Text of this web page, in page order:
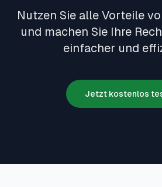
Nutzen Sie alle Vorteile
und machen Sie Ihre
einfacher und
Jetzt kostenlos